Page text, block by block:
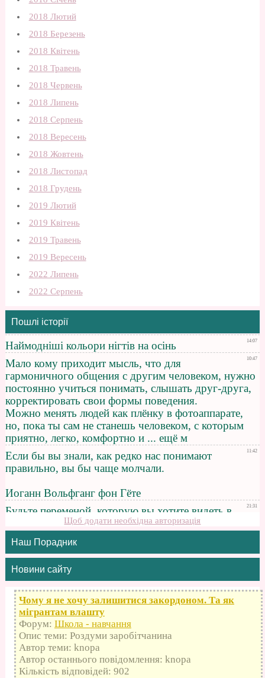
2018 Лютий
2018 Березень
2018 Квітень
2018 Травень
2018 Червень
2018 Липень
2018 Серпень
2018 Вересень
2018 Жовтень
2018 Листопад
2018 Грудень
2019 Лютий
2019 Квітень
2019 Травень
2019 Вересень
2022 Липень
2022 Серпень
Пошлі історії
Щоб додати необхідна авторизація
Наш Порадник
Новини сайту
Чому я не хочу залишитися закордоном. Та як
мігрантам влашту
Форум: Школа - навчання
Опис теми: Роздуми заробітчанина
Автор теми: knopa
Автор останнього повідомлення: knopa
Кількість відповідей: 902